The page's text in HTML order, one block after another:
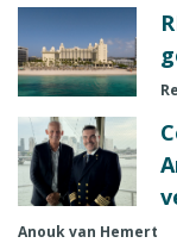
Anouk van Hemert